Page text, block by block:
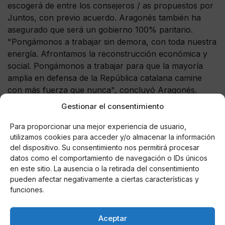
Gestionar el consentimiento
Para proporcionar una mejor experiencia de usuario,
utilizamos cookies para acceder y/o almacenar la información
del dispositivo. Su consentimiento nos permitirá procesar
datos como el comportamiento de navegación o IDs únicos
en este sitio. La ausencia o la retirada del consentimiento
pueden afectar negativamente a ciertas características y
funciones.
Aceptar
escogerá de entre los consejeros / as propuestos por
Juntos, con previo acuerdo. Aragonés también ha
asegurado que será un gobierno 100% paritario.
"Pongámonos a trabajar sin demora, con toda nuestra
energía. Afrontamos la reconstrucción económica y
social. Pongámonos a trabajar para que la mayoría
amplia en defensa de la República catalana camine
con más fuerza que nunca", concluyó Aragonés.
@perearagones: "Ens conjurem a fer una
aposta per la negociació política per resoldre el
conflicte polític amb ???l’amnistia i ??
l’autodeterminació i alhora defensem la necessitat
d’una ?confrontació cívica i pacífica per forçar l’Estat
a acceptar aquesta realitat"
pic.twitter.com/DpJvkVJ8d4
— Esquerra Republicana (@Esquerra_ERC)